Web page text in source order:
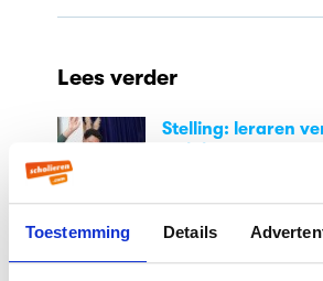
Toestemming Details
Lees verder
Stelling: leraren
Studiekeuze in AI-
'Uiteindelijk gaat